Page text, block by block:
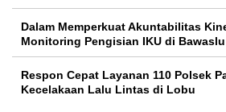
Dalam Memperkuat Akuntabilitas
Monitoring Pengisian IKU di
Respon Cepat Layanan 110 Polsek
Kecelakaan Lalu Lintas di Lobu